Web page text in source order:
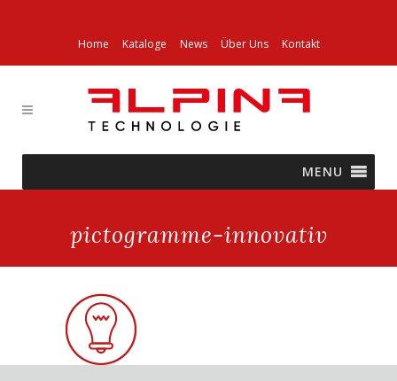
Home Kataloge News Über Uns Kontakt
MENU
pictogramme-innovativ